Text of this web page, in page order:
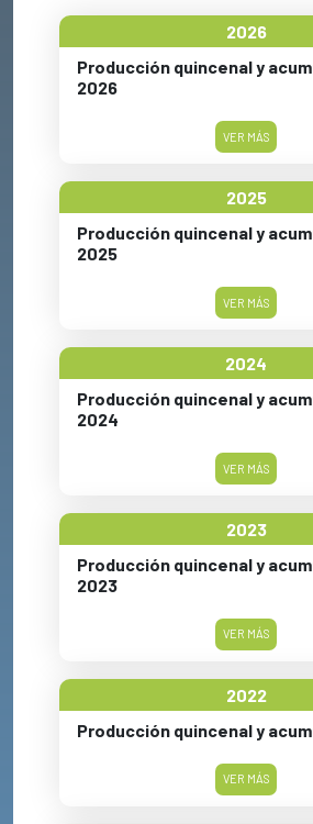
2026
Producción quincenal y
2026
VER MÁS
2025
Producción quincenal y
2025
VER MÁS
2024
Producción quincenal y
2024
VER MÁS
2023
Producción quincenal y
2023
VER MÁS
2022
Producción quincenal y
VER MÁS